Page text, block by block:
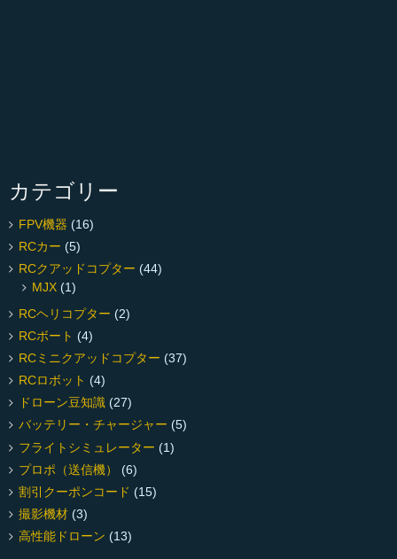
カテゴリー
FPV機器 (16)
RCカー (5)
RCクアッドコプター (44)
MJX (1)
RCヘリコプター (2)
RCボート (4)
RCミニクアッドコプター (37)
RCロボット (4)
ドローン豆知識 (27)
バッテリー・チャージャー (5)
フライトシミュレーター (1)
プロポ（送信機）
(6)
割引クーポンコード (15)
撮影機材 (3)
高性能ドローン (13)